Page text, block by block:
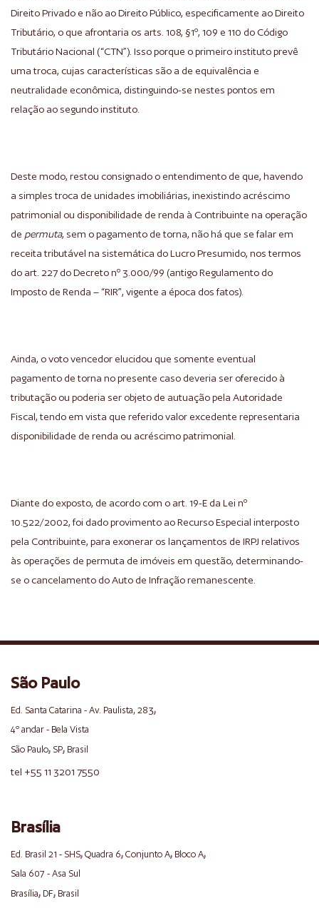
Direito Privado e não ao Direito Público, especificamente ao Direito
Tributário, o que afrontaria os arts. 108, §1º, 109 e 110 do Código
Tributário Nacional (“CTN”). Isso porque o primeiro instituto prevê
uma troca, cujas características são a de equivalência e
neutralidade econômica, distinguindo-se nestes pontos em
relação ao segundo instituto.
Deste modo, restou consignado o entendimento de que, havendo
a simples troca de unidades imobiliárias, inexistindo acréscimo
patrimonial ou disponibilidade de renda à Contribuinte na operação
de permuta, sem o pagamento de torna, não há que se falar em
receita tributável na sistemática do Lucro Presumido, nos termos
do art. 227 do Decreto nº 3.000/99 (antigo Regulamento do
Imposto de Renda – “RIR”, vigente a época dos fatos).
Ainda, o voto vencedor elucidou que somente eventual
pagamento de torna no presente caso deveria ser oferecido à
tributação ou poderia ser objeto de autuação pela Autoridade
Fiscal, tendo em vista que referido valor excedente representaria
disponibilidade de renda ou acréscimo patrimonial.
Diante do exposto, de acordo com o art. 19-E da Lei nº
10.522/2002, foi dado provimento ao Recurso Especial interposto
pela Contribuinte, para exonerar os lançamentos de IRPJ relativos
às operações de permuta de imóveis em questão, determinando-
se o cancelamento do Auto de Infração remanescente.
São Paulo
Ed. Santa Catarina - Av. Paulista, 283,
4º andar - Bela Vista
São Paulo, SP, Brasil
tel +55 11 3201 7550
Brasília
Ed. Brasil 21 - SHS, Quadra 6, Conjunto A, Bloco A,
Sala 607 - Asa Sul
Brasília, DF, Brasil